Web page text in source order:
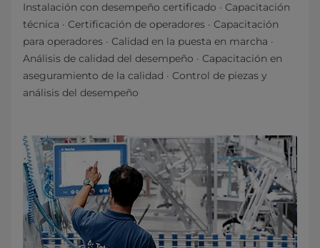
Instalación con desempeño certificado · Capacitación
técnica · Certificación de operadores · Capacitación
para operadores · Calidad en la puesta en marcha ·
Análisis de calidad del desempeño · Capacitación en
aseguramiento de la calidad · Control de piezas y
análisis del desempeño